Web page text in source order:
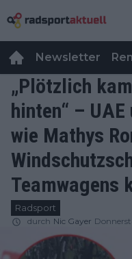
Newsletter
„Plötzlich
hinten“ –
wie Mathys
Teamwagens
Radsport
durch Nic Gayer